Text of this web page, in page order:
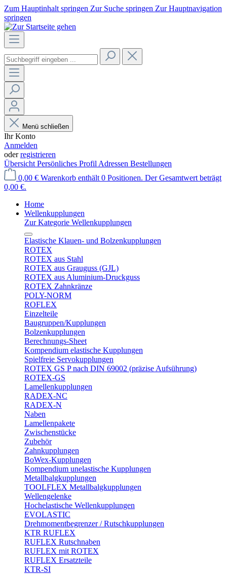
Zum Hauptinhalt springen Zur Suche springen Zur Hauptnavigation
springen
Menü schließen
Ihr Konto
Anmelden
oderregistrieren
Übersicht Persönliches Profil Adressen Bestellungen
0,00 € Warenkorb enthält 0 Positionen. Der Gesamtwert beträgt
0,00 €.
Home
Wellenkupplungen
Zur Kategorie Wellenkupplungen
Elastische Klauen- und Bolzenkupplungen
ROTEX
ROTEX aus Stahl
ROTEX aus Grauguss (GJL)
ROTEX aus Aluminium-Druckguss
ROTEX Zahnkränze
POLY-NORM
ROFLEX
Einzelteile
Baugruppen/Kupplungen
Bolzenkupplungen
Berechnungs-Sheet
Kompendium elastische Kupplungen
Spielfreie Servokupplungen
ROTEX GS P nach DIN 69002 (präzise Aufsührung)
ROTEX-GS
Lamellenkupplungen
RADEX-NC
RADEX-N
Naben
Lamellenpakete
Zwischenstücke
Zubehör
Zahnkupplungen
BoWex-Kupplungen
Kompendium unelastische Kupplungen
Metallbalgkupplungen
TOOLFLEX Metallbalgkupplungen
Wellengelenke
Hochelastische Wellenkupplungen
EVOLASTIC
Drehmomentbegrenzer / Rutschkupplungen
KTR RUFLEX
RUFLEX Rutschnaben
RUFLEX mit ROTEX
RUFLEX Ersatzteile
KTR-SI